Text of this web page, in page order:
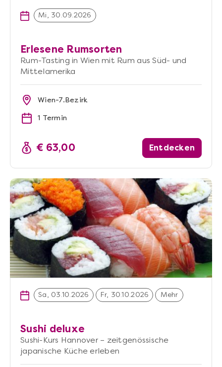
Mi, 30.09.2026
Erlesene Rumsorten
Rum-Tasting in Wien mit Rum aus Süd- und
Mittelamerika
Wien-7.Bezirk
1 Termin
€ 63,00 Entdecken
Sa, 03.10.2026 Fr, 30.10.2026 Mehr
Sushi deluxe
Sushi-Kurs Hannover – zeitgenössische
japanische Küche erleben